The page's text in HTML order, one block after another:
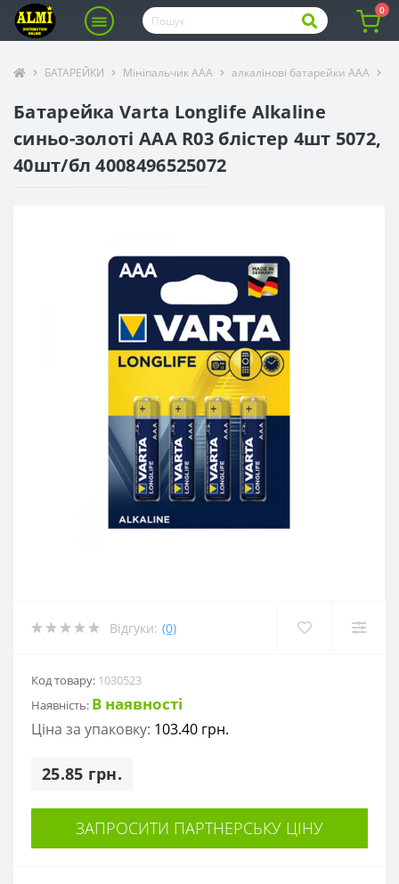
0
БАТАРЕЙКИ Мініпальчик ААА алкалінові батарейки ААА
Батарейка Varta Longlife Alkaline
синьо-золоті ААА R03 блістер 4шт 5072,
40шт/бл 4008496525072
Відгуки: (0)
Код товару: 1030523
Наявність: В наявності
Ціна за упаковку: 103.40 грн.
25.85 грн.
ЗАПРОСИТИ ПАРТНЕРСЬКУ ЦІНУ